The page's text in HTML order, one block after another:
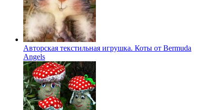
Авторская текстильная игрушка. Коты от Bermuda
Angels